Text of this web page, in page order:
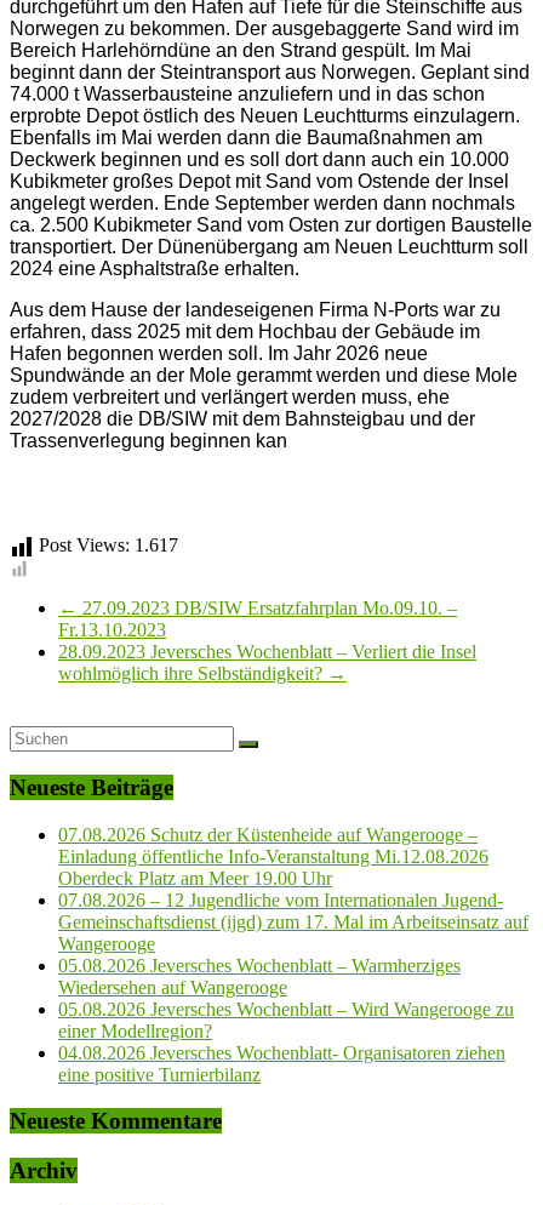
durchgeführt um den Hafen auf Tiefe für die Steinschiffe aus
Norwegen zu bekommen. Der ausgebaggerte Sand wird im
Bereich Harlehörndüne an den Strand gespült. Im Mai
beginnt dann der Steintransport aus Norwegen. Geplant sind
74.000 t Wasserbausteine anzuliefern und in das schon
erprobte Depot östlich des Neuen Leuchtturms einzulagern.
Ebenfalls im Mai werden dann die Baumaßnahmen am
Deckwerk beginnen und es soll dort dann auch ein 10.000
Kubikmeter großes Depot mit Sand vom Ostende der Insel
angelegt werden. Ende September werden dann nochmals
ca. 2.500 Kubikmeter Sand vom Osten zur dortigen Baustelle
transportiert. Der Dünenübergang am Neuen Leuchtturm soll
2024 eine Asphaltstraße erhalten.
Aus dem Hause der landeseigenen Firma N-Ports war zu
erfahren, dass 2025 mit dem Hochbau der Gebäude im
Hafen begonnen werden soll. Im Jahr 2026 neue
Spundwände an der Mole gerammt werden und diese Mole
zudem verbreitert und verlängert werden muss, ehe
2027/2028 die DB/SIW mit dem Bahnsteigbau und der
Trassenverlegung beginnen kan
Post Views: 1.617
← 27.09.2023 DB/SIW Ersatzfahrplan Mo.09.10. –
Fr.13.10.2023
28.09.2023 Jeversches Wochenblatt – Verliert die Insel
wohlmöglich ihre Selbständigkeit? →
Neueste Beiträge
07.08.2026 Schutz der Küstenheide auf Wangerooge –
Einladung öffentliche Info-Veranstaltung Mi.12.08.2026
Oberdeck Platz am Meer 19.00 Uhr
07.08.2026 – 12 Jugendliche vom Internationalen Jugend-
Gemeinschaftsdienst (ijgd) zum 17. Mal im Arbeitseinsatz auf
Wangerooge
05.08.2026 Jeversches Wochenblatt – Warmherziges
Wiedersehen auf Wangerooge
05.08.2026 Jeversches Wochenblatt – Wird Wangerooge zu
einer Modellregion?
04.08.2026 Jeversches Wochenblatt- Organisatoren ziehen
eine positive Turnierbilanz
Neueste Kommentare
Archiv